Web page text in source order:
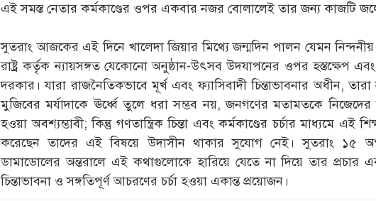
এই সমস্ত নেতার কর্মকাণ্ডের ওপর একবার নজর বোলালেই তার জন্য কাজটি
সুতরাং আজকের এই দিনে খালেদা জিয়ার মিথ্যে জন্মদিন পালন যেমন
রাষ্ট্র কর্তৃক ন্যায়সঙ্গত যেকোনো অনুষ্ঠান-উৎসব উদযাপনের ওপর হস্তক্ষেপ
দরকার। যারা রাজনৈতিকভাবে মূর্খ এবং ফ্যাসিবাদী চিন্তাভাবনার অধীন,
মুজিবের মর্যাদাকে ঊর্ধ্বে তুলে ধরা সম্ভব নয়, জনগণের মতামতকে নিজেদের
হওয়া অবশ্যম্ভাবী; কিন্তু গণতান্ত্রিক চিন্তা এবং কর্মকাণ্ডের চর্চার মাধ্যমে এই
করেছেন তাদের এই বিষয়ে উদাসীন থাকার সুযোগ নেই। সুতরাং ১৫
ডামাডোলের অন্তরালে এই কথাগুলোকে হারিয়ে যেতে না দিয়ে তার প্রচার
চিন্তাভাবনা ও সঙ্গতিপূর্ণ আচরণের চর্চা হওয়া একান্ত প্রয়োজন।